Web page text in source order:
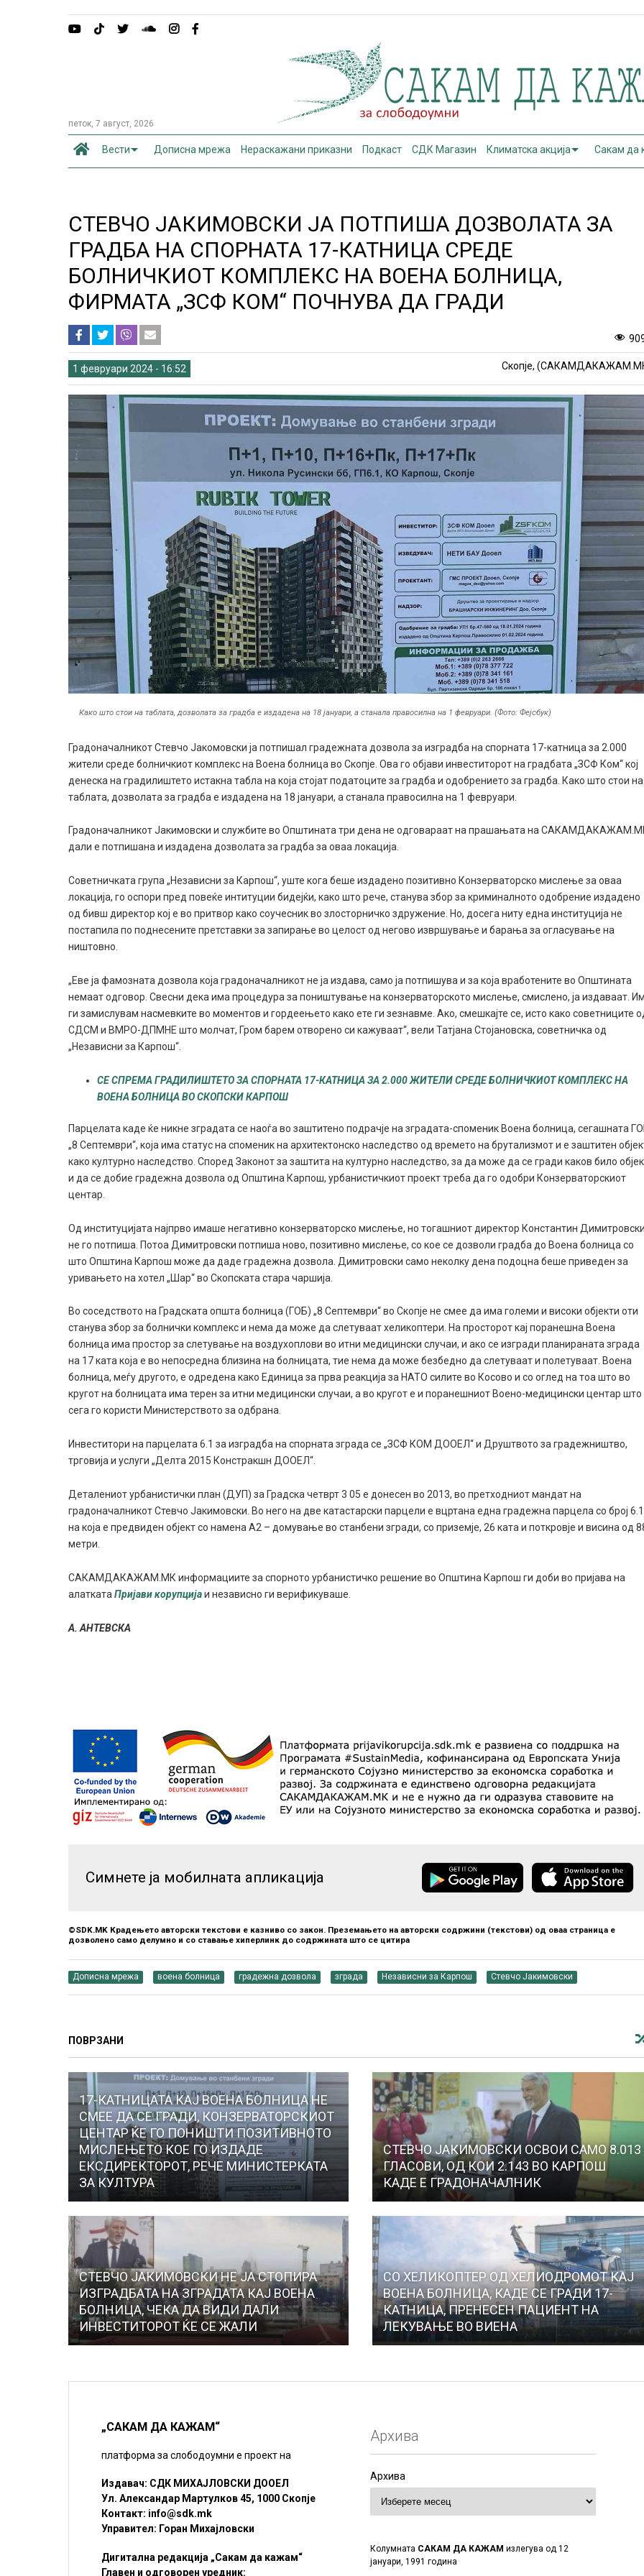
петок, 7 август, 2026
Вести Дописна мрежа Нераскажани приказни Подкаст СДК Магазин Климатска акција Сакам да
СТЕВЧО ЈАКИМОВСКИ ЈА ПОТПИША ДОЗВОЛАТА ЗА
ГРАДБА НА СПОРНАТА 17-КАТНИЦА СРЕДЕ
БОЛНИЧКИОТ КОМПЛЕКС НА ВОЕНА БОЛНИЦА,
ФИРМАТА „ЗСФ КОМ“ ПОЧНУВА ДА ГРАДИ
1 февруари 2024 - 16:52 Скопје,
Како што стои на таблата, дозволата за градба е издадена на 18 јануари, а станала правосилна на 1 февруари. (Фото: Фејсбук)
Градоначалникот Стевчо Јакомовски ја потпишал градежната дозвола за изградба на спорната 17-катница за 2.000
жители среде болничкиот комплекс на Воена болница во Скопје. Ова го објави инвеститорот на градбата „ЗСФ Ком“ кој
денеска на градилиштето истакна табла на која стојат податоците за градба и одобрението за градба. Како што стои на
таблата, дозволата за градба е издадена на 18 јануари, а станала правосилна на 1 февруари.
Градоначалникот Јакимовски и службите во Општината три дена не одговараат на прашањата на
дали е потпишана и издадена дозволата за градба за оваа локација.
Советничката група „Независни за Карпош“, уште кога беше издадено позитивно Конзерваторско мислење за оваа
локација, го оспори пред повеќе интитуции бидејќи, како што рече, станува збор за криминалното одобрение издадено
од бивш директор кој е во притвор како соучесник во злосторничко здружение. Но, досега ниту една институција не
постапила по поднесените претставки за запирање во целост од негово извршување и барања за огласување на
ништовно.
„Eве ја фамозната дозвола која градоначалникот не ја издава, само ја потпишува и за која вработените во Oпштината
немаат одговор. Свесни дека има процедура за поништување на конзерваторското мислење, смислено, ја издаваат.
ги замислувам насмевките во моментов и гордеењето како ете ги зезнавме. Ако, смешкајте се, исто како советниците
СДСМ и ВМРО-ДПМНЕ што молчат, Гром барем отворено си кажуваат“, вели Татјана Стојановска, советничка од
„Независни за Карпош“.
СЕ СПРЕМА ГРАДИЛИШТЕТО ЗА СПОРНАТА 17-КАТНИЦА ЗА 2.000 ЖИТЕЛИ СРЕДЕ БОЛНИЧКИОТ КОМПЛЕКС НА
ВОЕНА БОЛНИЦА ВО СКОПСКИ КАРПОШ
Парцелата каде ќе никне зградата се наоѓа во заштитено подрачје на зградата-споменик Воена болница, сегашната
„8 Септември“, која има статус на споменик на архитектонско наследство од времето на брутализмот и е заштитен
како културно наследство. Според Законот за заштита на културно наследство, за да може да се гради каков било
и да се добие градежна дозвола од Општина Карпош, урбанистичкиот проект треба да го одобри Конзерваторскиот
центар.
Од институцијата најпрво имаше негативно конзерваторско мислење, но тогашниот директор Константин
не го потпиша. Потоа Димитровски потпиша ново, позитивно мислење, со кое се дозволи градба до Воена болница со
што Општина Карпош може да даде градежна дозвола. Димитровски само неколку дена подоцна беше приведен за
уривањето на хотел „Шар“ во Скопската стара чаршија.
Во соседството на Градската општа болница (ГОБ) „8 Септември“ во Скопје не смее да има големи и високи објекти оти
станува збор за болнички комплекс и нема да може да слетуваат хеликоптери. На просторот кај поранешна Воена
болница има простор за слетување на воздухоплови во итни медицински случаи, и ако се изгради планираната зграда
на 17 ката која е во непосредна близина на болницата, тие нема да може безбедно да слетуваат и полетуваат. Воена
болница, меѓу другото, е одредена како Единица за прва реакција за НАТО силите во Косово и со оглед на тоа што во
кругот на болницата има терен за итни медицински случаи, а во кругот е и поранешниот Воено-медицински центар што
сега го користи Министерството за одбрана.
Инвеститори на парцелата 6.1 за изградба на спорната зграда се „ЗСФ КОМ ДООЕЛ“ и Друштвото за градежништво,
трговија и услуги „Делта 2015 Констракшн ДООЕЛ“.
Деталениот урбанистички план (ДУП) за Градска четврт 3 05 е донесен во 2013, во претходниот мандат на
градоначалникот Стевчо Јакимовски. Во него на две катастарски парцели е вцртана една градежна парцела со број
на која е предвиден објект со намена А2 – домување во станбени згради, со приземје, 26 ката и поткровје и висина од
метри.
САКАМДАКАЖАМ.МК информациите за спорното урбанистичко решение во Општина Карпош ги доби во пријава на
алаткатаПријави корупцијаи независно ги верификуваше.
А. АНТЕВСКА
Симнете ја мобилната апликација
©SDK.MK Крадењето авторски текстови е казниво со закон. Преземањето на авторски содржини (текстови) од оваа страница е
дозволено само делумно и со ставање хиперлинк до содржината што се цитира
Дописна мрежа воена болница градежна дозвола зграда Независни за Карпош Стевчо Јакимовски
ПОВРЗАНИ
17-КАТНИЦАТА КАЈ ВОЕНА БОЛНИЦА НЕ
СМЕЕ ДА СЕ ГРАДИ, КОНЗЕРВАТОРСКИОТ
ЦЕНТАР ЌЕ ГО ПОНИШТИ ПОЗИТИВНОТО
МИСЛЕЊЕТО КОЕ ГО ИЗДАДЕ
ЕКСДИРЕКТОРОТ, РЕЧЕ МИНИСТЕРКАТА
ЗА КУЛТУРА
СТЕВЧО ЈАКИМОВСКИ ОСВОИ САМО 8.013
ГЛАСОВИ, ОД КОИ 2.143 ВО КАРПОШ
КАДЕ Е ГРАДОНАЧАЛНИК
СТЕВЧО ЈАКИМОВСКИ НЕ ЈА СТОПИРА
ИЗГРАДБАТА НА ЗГРАДАТА КАЈ ВОЕНА
БОЛНИЦА, ЧЕКА ДА ВИДИ ДАЛИ
ИНВЕСТИТОРОТ ЌЕ СЕ ЖАЛИ
СО ХЕЛИКОПТЕР ОД ХЕЛИОДРОМОТ КАЈ
ВОЕНА БОЛНИЦА, КАДЕ СЕ ГРАДИ 17-
КАТНИЦА, ПРЕНЕСЕН ПАЦИЕНТ НА
ЛЕКУВАЊЕ ВО ВИЕНА
„САКАМ ДА КАЖАМ“
платформа за слободоумни е проект на
Издавач: СДК МИХАЈЛОВСКИ ДООЕЛ
Ул. Александар Мартулков 45, 1000 Скопје
Контакт: info@sdk.mk
Управител: Горан Михајловски
Дигитална редакција „Сакам да кажам“
Главен и одговорен уредник:
Архива
Архива
Колумната САКАМ ДА КАЖАМ излегува од 12
јануари, 1991 година